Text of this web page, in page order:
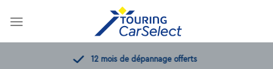
12 mois de dépannage offerts